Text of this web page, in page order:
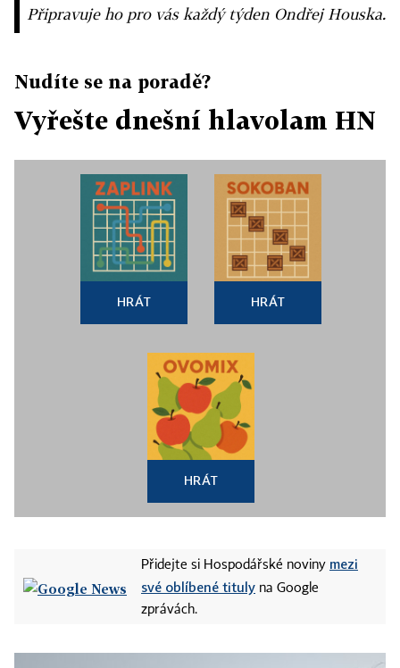
Připravuje ho pro vás každý týden Ondřej Houska.
Nudíte se na poradě?
Vyřešte dnešní hlavolam HN
HRÁT HRÁT
HRÁT
Přidejte si Hospodářské noviny mezi
své oblíbené tituly na Google
zprávách.